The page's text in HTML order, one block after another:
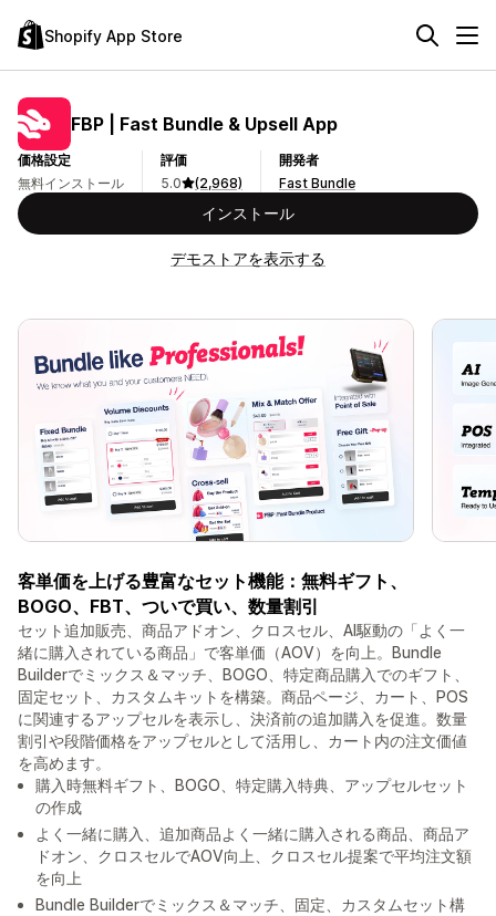
Shopify App Store
FBP | Fast Bundle & Upsell App
価格設定
無料インストール
評価
5.0
(2,968)
開発者
Fast Bundle
インストール
デモストアを表示する
客単価を上げる豊富なセット機能：無料ギフト、
BOGO、FBT、ついで買い、数量割引
セット追加販売、商品アドオン、クロスセル、AI駆動の「よく一
緒に購入されている商品」で客単価（AOV）を向上。Bundle
Builderでミックス＆マッチ、BOGO、特定商品購入でのギフト、
固定セット、カスタムキットを構築。商品ページ、カート、POS
に関連するアップセルを表示し、決済前の追加購入を促進。数量
割引や段階価格をアップセルとして活用し、カート内の注文価値
を高めます。
購入時無料ギフト、BOGO、特定購入特典、アップセルセット
の作成
よく一緒に購入、追加商品よく一緒に購入される商品、商品ア
ドオン、クロスセルでAOV向上、クロスセル提案で平均注文額
を向上
Bundle Builderでミックス＆マッチ、固定、カスタムセット構